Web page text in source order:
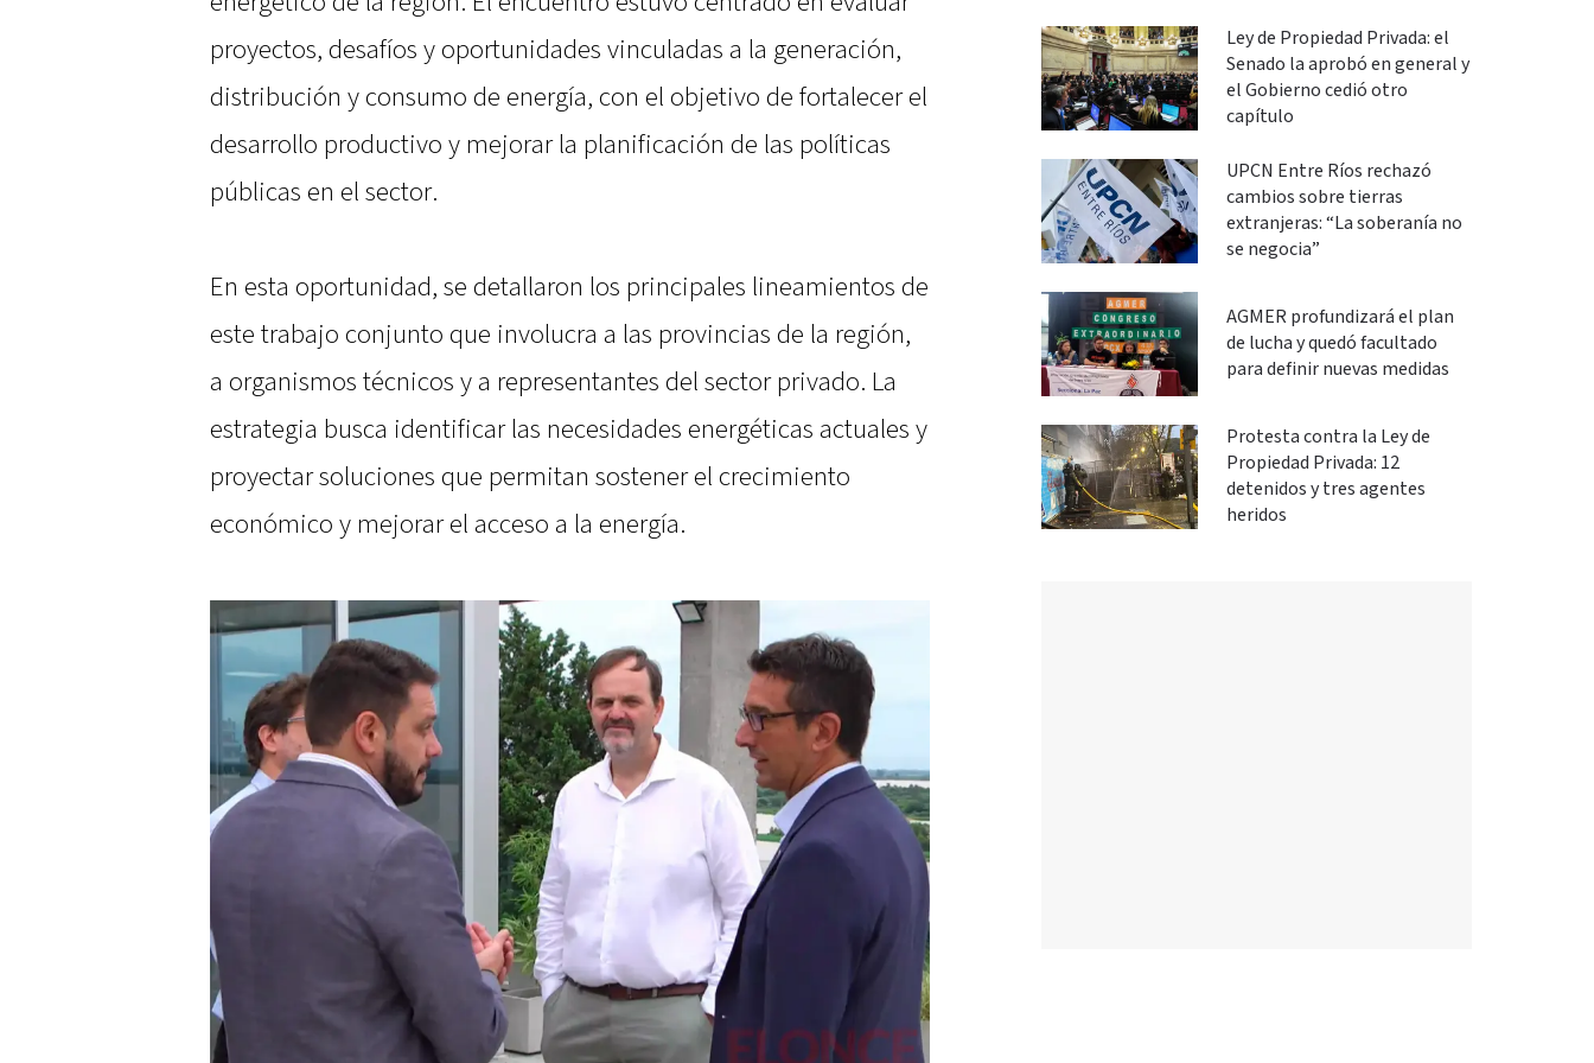
proyectos, desafíos y oportunidades vinculadas a la generación,
distribución y consumo de energía, con el objetivo de fortalecer el
desarrollo productivo y mejorar la planificación de las políticas
públicas en el sector.
En esta oportunidad, se detallaron los principales lineamientos de
este trabajo conjunto que involucra a las provincias de la región,
a organismos técnicos y a representantes del sector privado. La
estrategia busca identificar las necesidades energéticas actuales y
proyectar soluciones que permitan sostener el crecimiento
económico y mejorar el acceso a la energía.
Ley de Propiedad Privada: el
Senado la aprobó en general y
el Gobierno cedió otro
capítulo
UPCN Entre Ríos rechazó
cambios sobre tierras
extranjeras: “La soberanía no
se negocia”
AGMER profundizará el plan
de lucha y quedó facultado
para definir nuevas medidas
Protesta contra la Ley de
Propiedad Privada: 12
detenidos y tres agentes
heridos